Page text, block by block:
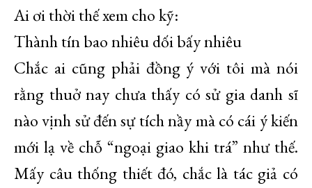
Ai ơi thời thế xem cho kỹ:
Thành tín bao nhiêu dối bấy nhiêu
Chắc ai cũng phải đồng ý với tôi mà nói
rằng thuở nay chưa thấy có sử gia danh sĩ
nào vịnh sử đến sự tích nầy mà có cái ý kiến
mới lạ về chỗ “ngoại giao khi trá” như thế.
Mấy câu thống thiết đó, chắc là tác giả có